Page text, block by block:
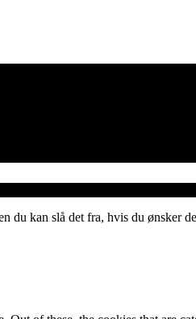
du kan slå det fra, hvis du ønsker